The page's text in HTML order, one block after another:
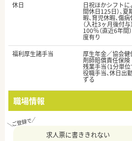
休日
日祝ほかシフトに
間休日125日）、
暇、育児休暇、傷
（入社3ヶ月後付
100％（直近6年
度有り
福利厚生諸手当
厚生年金／協会
剤師賠償責任保険
残業手当（1分単位
役職手当、休日
ずる
職場情報
求人票に書ききれない